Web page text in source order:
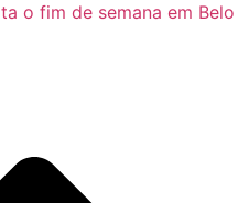
o fim de semana em Belo